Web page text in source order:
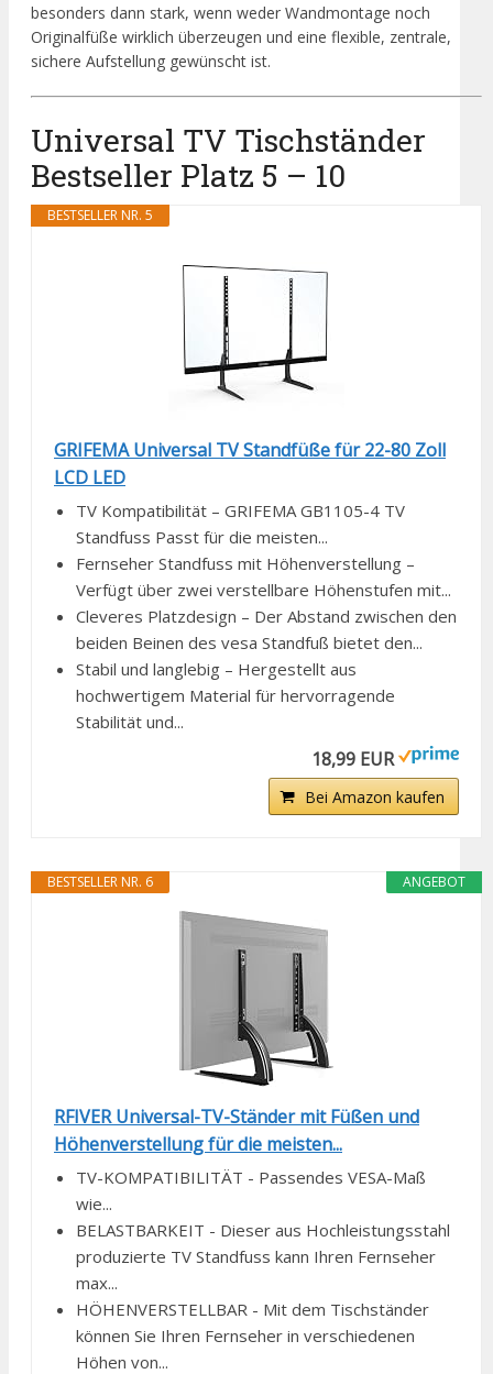
besonders dann stark, wenn weder Wandmontage noch
Originalfüße wirklich überzeugen und eine flexible, zentrale,
sichere Aufstellung gewünscht ist.
Universal TV Tischständer
Bestseller Platz 5 – 10
BESTSELLER NR. 5
GRIFEMA Universal TV Standfüße für 22-80 Zoll
LCD LED
TV Kompatibilität – GRIFEMA GB1105-4 TV
Standfuss Passt für die meisten...
Fernseher Standfuss mit Höhenverstellung –
Verfügt über zwei verstellbare Höhenstufen mit...
Cleveres Platzdesign – Der Abstand zwischen den
beiden Beinen des vesa Standfuß bietet den...
Stabil und langlebig – Hergestellt aus
hochwertigem Material für hervorragende
Stabilität und...
18,99 EUR
Bei Amazon kaufen
ANGEBOT
BESTSELLER NR. 6
RFIVER Universal-TV-Ständer mit Füßen und
Höhenverstellung für die meisten...
TV-KOMPATIBILITÄT - Passendes VESA-Maß
wie...
BELASTBARKEIT - Dieser aus Hochleistungsstahl
produzierte TV Standfuss kann Ihren Fernseher
max...
HÖHENVERSTELLBAR - Mit dem Tischständer
können Sie Ihren Fernseher in verschiedenen
Höhen von...